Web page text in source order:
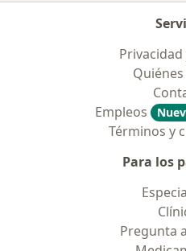
Empleos
Términos y
Para los
Pregunta